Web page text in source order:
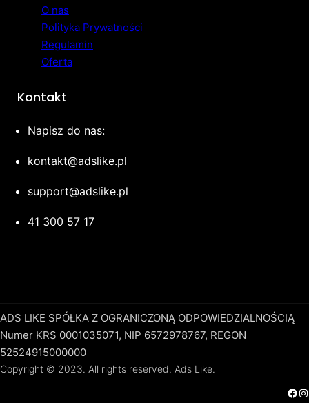
O nas
Polityka Prywatności
Regulamin
Oferta
Kontakt
Napisz do nas:
kontakt@adslike.pl
support@adslike.pl
41 300 57 17
ADS LIKE SPÓŁKA Z OGRANICZONĄ ODPOWIEDZIALNOŚCIĄ
Numer KRS 0001035071, NIP 6572978767, REGON
52524915000000
Copyright © 2023. All rights reserved. Ads Like.
Facebook Instagram